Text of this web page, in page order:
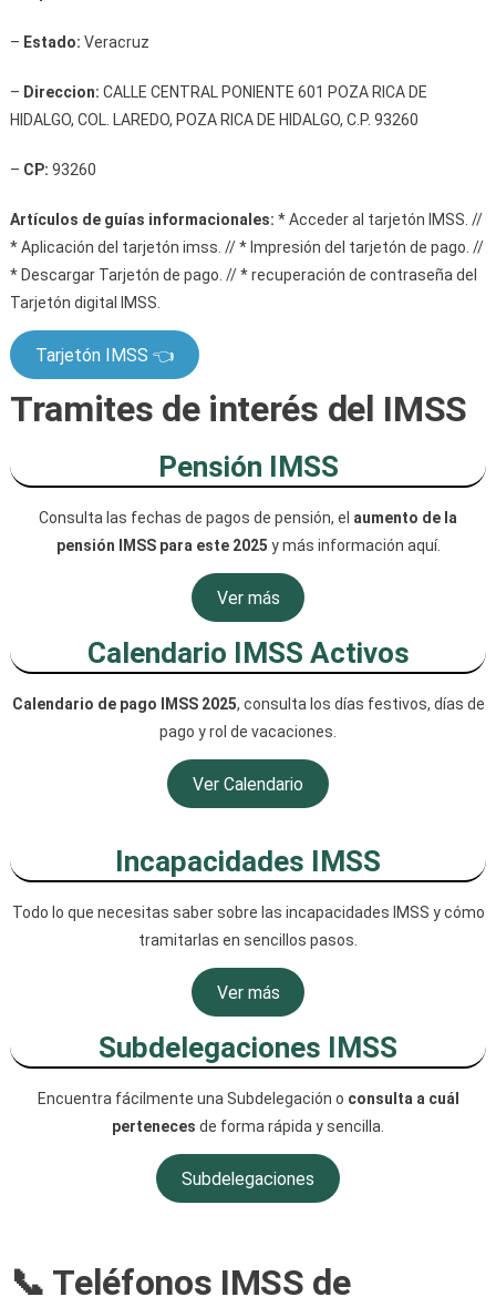
– Estado: Veracruz
– Direccion: CALLE CENTRAL PONIENTE 601 POZA RICA DE
HIDALGO, COL. LAREDO, POZA RICA DE HIDALGO, C.P. 93260
– CP: 93260
Artículos de guías informacionales: * Acceder al tarjetón IMSS. //
* Aplicación del tarjetón imss. // * Impresión del tarjetón de pago. //
* Descargar Tarjetón de pago. // * recuperación de contraseña del
Tarjetón digital IMSS.
Tarjetón IMSS 👈
Tramites de interés del IMSS
Pensión IMSS
Consulta las fechas de pagos de pensión, el aumento de la
pensión IMSS para este 2025 y más información aquí.
Ver más
Calendario IMSS Activos
Calendario de pago IMSS 2025, consulta los días festivos, días de
pago y rol de vacaciones.
Ver Calendario
Incapacidades IMSS
Todo lo que necesitas saber sobre las incapacidades IMSS y cómo
tramitarlas en sencillos pasos.
Ver más
Subdelegaciones IMSS
Encuentra fácilmente una Subdelegación o consulta a cuál
perteneces de forma rápida y sencilla.
Subdelegaciones
📞 Teléfonos IMSS de